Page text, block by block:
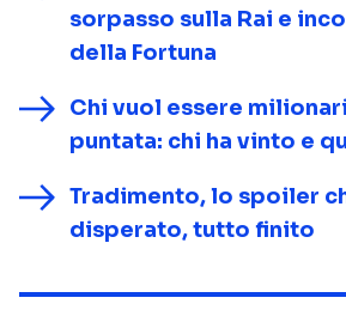
sorpasso sulla Rai e
della Fortuna
Chi vuol essere
puntata: chi ha vinto e
Tradimento, lo spoiler
disperato, tutto finito